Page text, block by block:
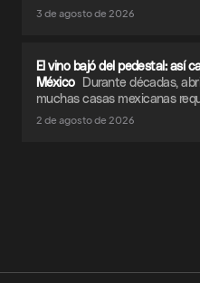
3 de agosto de 2026
El vino bajó del pedestal: así
México Durante décadas,
muchas casas mexicanas
2 de agosto de 2026